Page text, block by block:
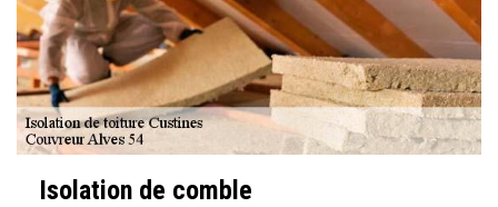
Isolation de comble